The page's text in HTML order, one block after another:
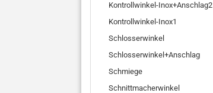
Kontrollwinkel-Inox+Anschlag2
Kontrollwinkel-Inox1
Schlosserwinkel
Schlosserwinkel+Anschlag
Schmiege
Schnittmacherwinkel